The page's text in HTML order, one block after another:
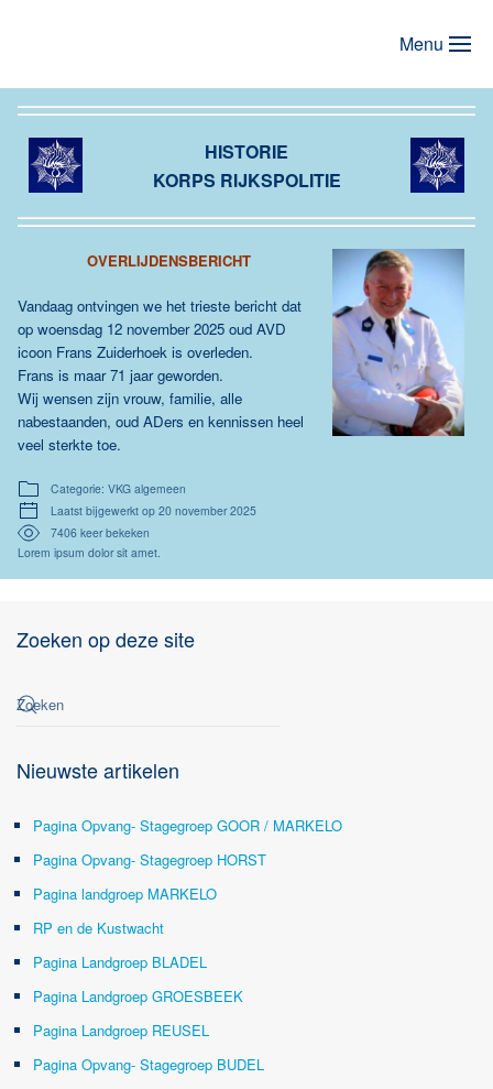
Menu
HISTORIE
KORPS RIJKSPOLITIE
OVERLIJDENSBERICHT
Vandaag ontvingen we het trieste bericht dat
op woensdag 12 november 2025 oud AVD
icoon Frans Zuiderhoek is overleden.
Frans is maar 71 jaar geworden.
Wij wensen zijn vrouw, familie, alle
nabestaanden, oud ADers en kennissen heel
veel sterkte toe.
Categorie: VKG algemeen
Laatst bijgewerkt op 20 november 2025
7406 keer bekeken
Lorem ipsum dolor sit amet.
Zoeken op deze site
Nieuwste artikelen
Pagina Opvang- Stagegroep GOOR / MARKELO
Pagina Opvang- Stagegroep HORST
Pagina landgroep MARKELO
RP en de Kustwacht
Pagina Landgroep BLADEL
Pagina Landgroep GROESBEEK
Pagina Landgroep REUSEL
Pagina Opvang- Stagegroep BUDEL